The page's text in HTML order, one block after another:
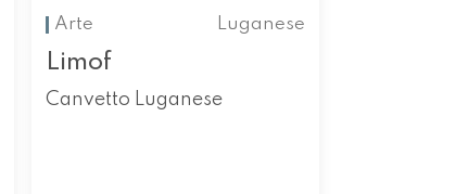
Arte
Luganese
Limof
Canvetto Luganese